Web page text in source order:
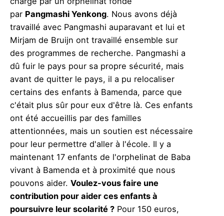
par Pangmashi Yenkong. Nous avons déjà
travaillé avec Pangmashi auparavant et lui et
Mirjam de Bruijn ont travaillé ensemble sur
des programmes de recherche. Pangmashi a
dû fuir le pays pour sa propre sécurité, mais
avant de quitter le pays, il a pu relocaliser
certains des enfants à Bamenda, parce que
c'était plus sûr pour eux d'être là. Ces enfants
ont été accueillis par des familles
attentionnées, mais un soutien est nécessaire
pour leur permettre d'aller à l'école. Il y a
maintenant 17 enfants de l'orphelinat de Baba
vivant à Bamenda et à proximité que nous
pouvons aider. Voulez-vous faire une
contribution pour aider ces enfants à
poursuivre leur scolarité ? Pour 150 euros,